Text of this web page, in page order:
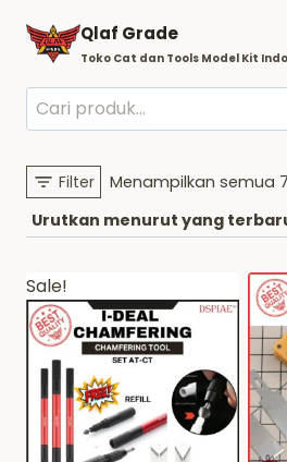
content
Qlaf Grade
Toko Cat dan Tools Model Kit
Pencarian
untuk:
Filter Menampilkan semua
Sale!